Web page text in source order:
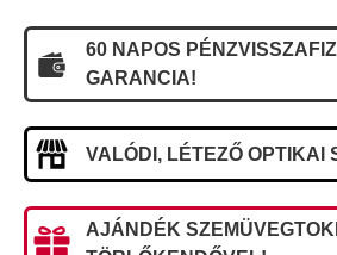
60 NAPOS
GARANCIA!
VALÓDI, LÉTEZŐ OPTIKAI
AJÁNDÉK